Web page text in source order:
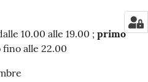
10.00 alle 19.00 ; primo
alle 22.00